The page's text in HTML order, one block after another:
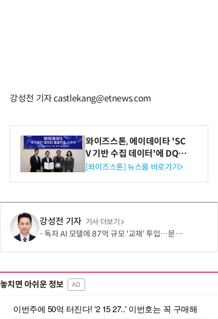
강성전 기자 castlekang@etnews.com
와이즈스톤, 에이데이타 'SC
V 기반 수집 데이터'에 DQ인
증 최고 등급 수여
[와이즈스톤] 뉴스룸 바로가기>
강성전 기자 기사 더보기
독자 AI 모델에 87억 규모 '교재' 투입…문제·전공책에 강의영상까지
놓치면 아쉬운 정보 AD